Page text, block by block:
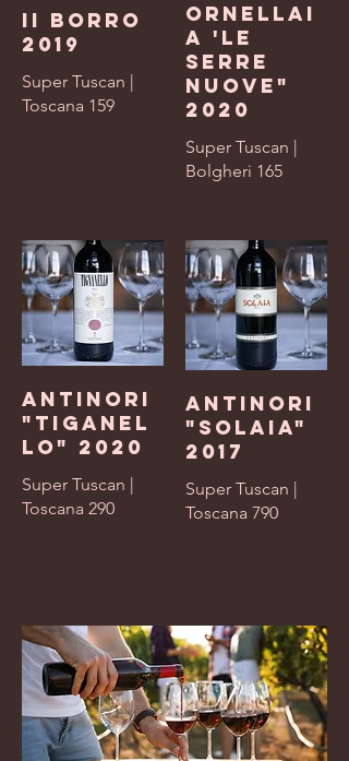
II Borro
2019
Super Tuscan |
Toscana 159
Ornellai
a 'Le
Serre
Nuove"
2020
Super Tuscan |
Bolgheri 165
Antinori
"Tiganel
lo" 2020
Super Tuscan |
Toscana 290
Antinori
"Solaia"
2017
Super Tuscan |
Toscana 790